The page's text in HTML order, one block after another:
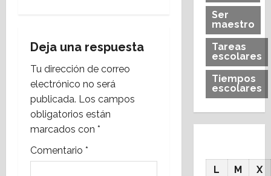
c
i
ó
n
d
Deja una respuesta
Tu dirección de correo
electrónico no será
publicada. Los campos
obligatorios están
marcados con *
Comentario *
Ser
maestro
Tareas
escolares
Tiempos
escolares
L M X